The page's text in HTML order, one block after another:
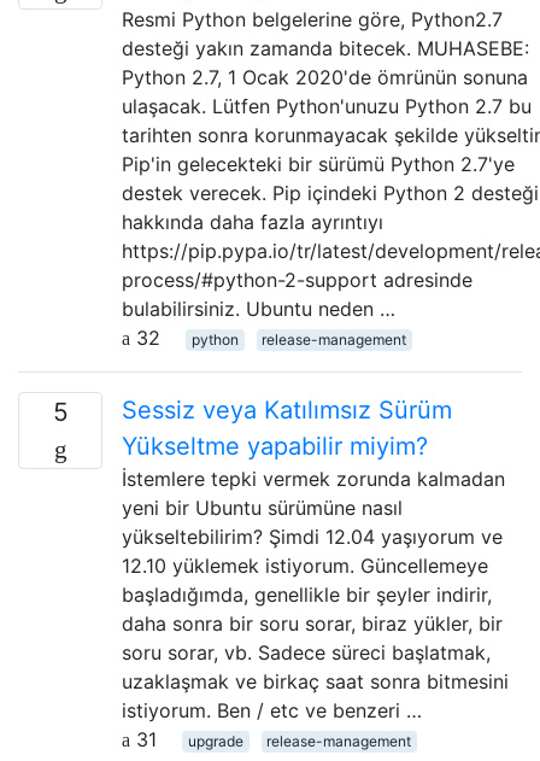
Resmi Python belgelerine göre, Python2.7
desteği yakın zamanda bitecek. MUHASEBE:
Python 2.7, 1 Ocak 2020'de ömrünün sonuna
ulaşacak. Lütfen Python'unuzu Python 2.7 bu
tarihten sonra korunmayacak şekilde
Pip'in gelecekteki bir sürümü Python 2.7'ye
destek verecek. Pip içindeki Python 2 desteği
hakkında daha fazla ayrıntıyı
https://pip.pypa.io/tr/latest/development/
process/#python-2-support adresinde
bulabilirsiniz. Ubuntu neden …
32
python release-management
5
Sessiz veya Katılımsız Sürüm
Yükseltme yapabilir miyim?
İstemlere tepki vermek zorunda kalmadan
yeni bir Ubuntu sürümüne nasıl
yükseltebilirim? Şimdi 12.04 yaşıyorum ve
12.10 yüklemek istiyorum. Güncellemeye
başladığımda, genellikle bir şeyler indirir,
daha sonra bir soru sorar, biraz yükler, bir
soru sorar, vb. Sadece süreci başlatmak,
uzaklaşmak ve birkaç saat sonra bitmesini
istiyorum. Ben / etc ve benzeri …
31
upgrade release-management